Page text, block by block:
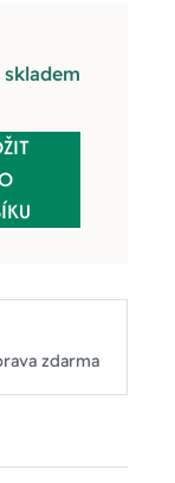
skladem
zdarma